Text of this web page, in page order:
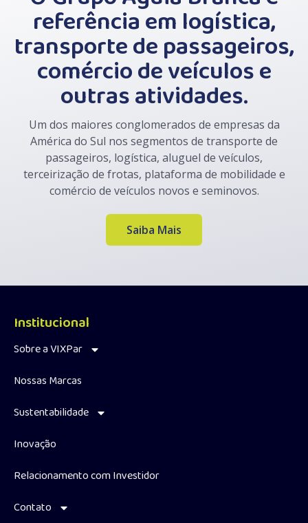
referência em logística,
transporte de passageiros,
comércio de veículos e
outras atividades.
Um dos maiores conglomerados de empresas da
América do Sul nos segmentos de transporte de
passageiros, logística, aluguel de veículos,
terceirização de frotas, plataforma de mobilidade e
comércio de veículos novos e seminovos.
Saiba Mais
Institucional
Sobre a VIXPar
Nossas Marcas
Sustentabilidade
Inovação
Relacionamento com Investidor
Contato